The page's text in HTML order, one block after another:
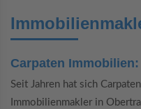
Carpaten
Seit Jahren hat sich
Immobilienmakler in